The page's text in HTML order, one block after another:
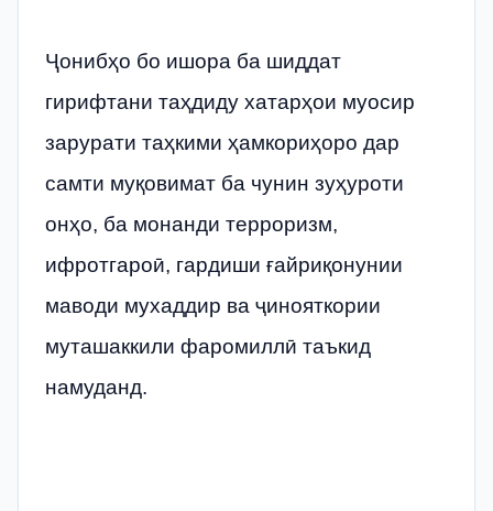
Ҷонибҳо бо ишора ба шиддат
гирифтани таҳдиду хатарҳои муосир
зарурати таҳкими ҳамкориҳоро дар
самти муқовимат ба чунин зуҳуроти
онҳо, ба монанди терроризм,
ифротгароӣ, гардиши ғайриқонунии
маводи мухаддир ва ҷинояткории
муташаккили фаромиллӣ таъкид
намуданд.